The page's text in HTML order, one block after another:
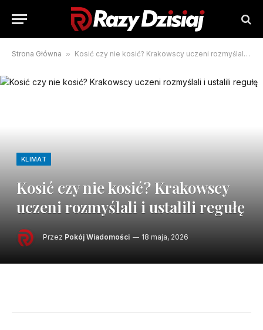
Strona Główna » Kosić czy nie kosić? Krakowscy uczeni rozmyślali i ustalili regułę
KLIMAT
Kosić czy nie kosić? Krakowscy
uczeni rozmyślali i ustalili regułę
Przez Pokój Wiadomości 18 maja, 2026